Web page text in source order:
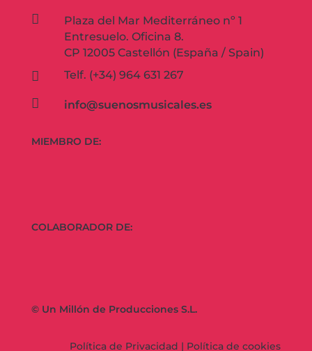

Plaza del Mar Mediterráneo nº 1
Entresuelo. Oficina 8.
CP 12005 Castellón (España / Spain)
 Telf. (+34) 964 631 267
 info@suenosmusicales.es
MIEMBRO DE:
COLABORADOR DE:
© Un Millón de Producciones S.L.
Política de Privacidad | Política de cookies